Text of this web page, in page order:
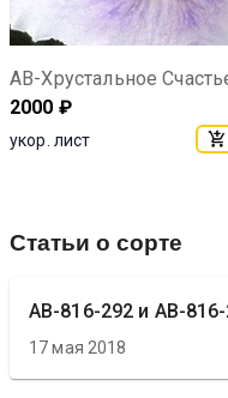
2000 ₽
укор. лист
Статьи о сорте
АВ-816-292 и АВ-
17 мая 2018